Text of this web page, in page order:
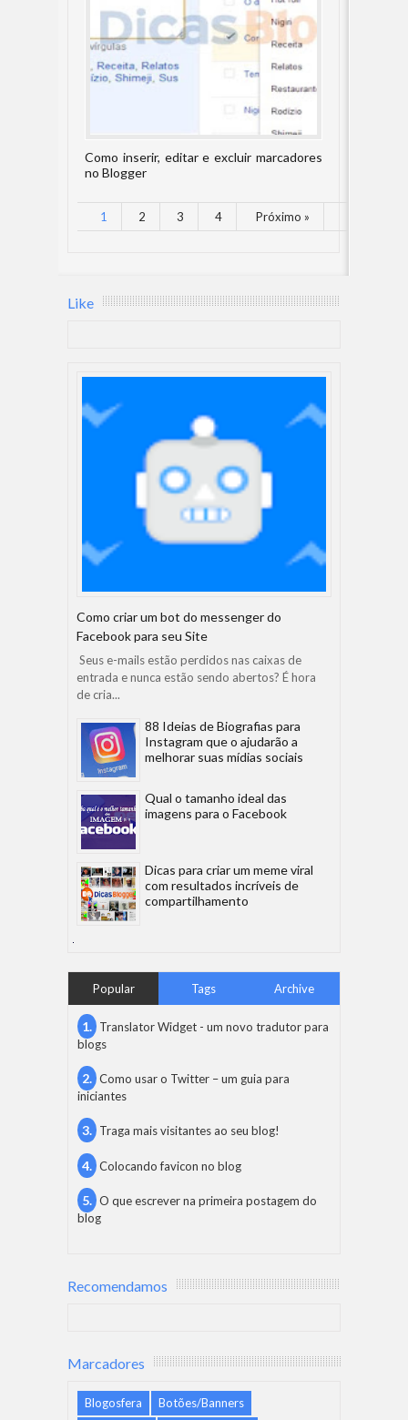
Como inserir, editar e excluir marcadores
no Blogger
1 2 3 4 Próximo »
Like
Como criar um bot do messenger do
Facebook para seu Site
Seus e-mails estão perdidos nas caixas de
entrada e nunca estão sendo abertos? É hora
de cria...
88 Ideias de Biografias para
Instagram que o ajudarão a
melhorar suas mídias sociais
Qual o tamanho ideal das
imagens para o Facebook
Dicas para criar um meme viral
com resultados incríveis de
compartilhamento
Popular Tags Archive
Translator Widget - um novo tradutor para
blogs
Como usar o Twitter – um guia para
iniciantes
Traga mais visitantes ao seu blog!
Colocando favicon no blog
O que escrever na primeira postagem do
blog
Recomendamos
Marcadores
Blogosfera
Botões/Banners